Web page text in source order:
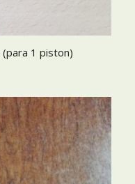
(para 1 piston)